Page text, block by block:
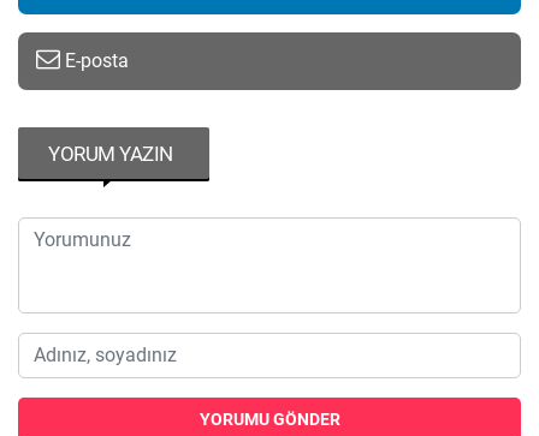
E-posta
YORUM YAZIN
YORUMU GÖNDER